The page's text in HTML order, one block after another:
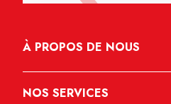
À PROPOS DE NOUS
NOS SERVICES